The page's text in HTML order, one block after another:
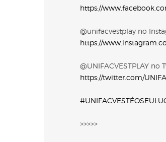
https://
@unifacvestplay no
https://
@UNIFACVESTPLAY no
https://twitter.com/
>>>>>